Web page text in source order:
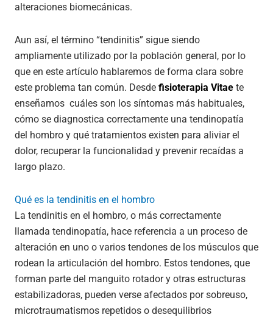
alteraciones biomecánicas.
Aun así, el término “tendinitis” sigue siendo
ampliamente utilizado por la población general, por lo
que en este artículo hablaremos de forma clara sobre
este problema tan común. Desde fisioterapia Vitae te
enseñamos cuáles son los síntomas más habituales,
cómo se diagnostica correctamente una tendinopatía
del hombro y qué tratamientos existen para aliviar el
dolor, recuperar la funcionalidad y prevenir recaídas a
largo plazo.
Qué es la tendinitis en el hombro
La tendinitis en el hombro, o más correctamente
llamada tendinopatía, hace referencia a un proceso de
alteración en uno o varios tendones de los músculos que
rodean la articulación del hombro. Estos tendones, que
forman parte del manguito rotador y otras estructuras
estabilizadoras, pueden verse afectados por sobreuso,
microtraumatismos repetidos o desequilibrios